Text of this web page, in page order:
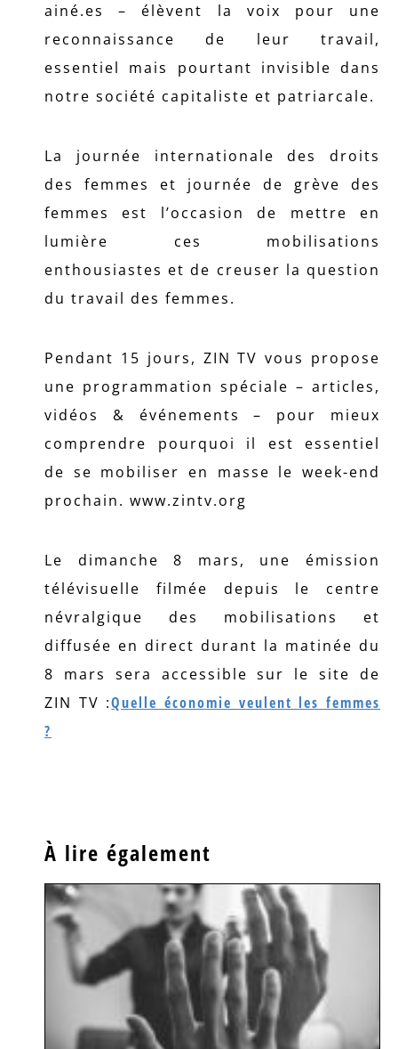
ainé.es – élèvent la voix pour une
reconnaissance de leur travail,
essentiel mais pourtant invisible dans
notre société capitaliste et patriarcale.
La journée internationale des droits
des femmes et journée de grève des
femmes est l’occasion de mettre en
lumière ces mobilisations
enthousiastes et de creuser la question
du travail des femmes.
Pendant 15 jours, ZIN TV vous propose
une programmation spéciale – articles,
vidéos & événements – pour mieux
comprendre pourquoi il est essentiel
de se mobiliser en masse le week-end
prochain. www.zintv.org
Le dimanche 8 mars, une émission
télévisuelle filmée depuis le centre
névralgique des mobilisations et
diffusée en direct durant la matinée du
8 mars sera accessible sur le site de
ZIN TV :Quelle économie veulent les femmes
?
À lire également